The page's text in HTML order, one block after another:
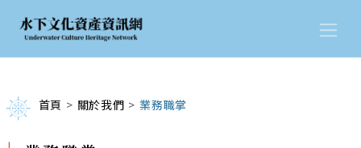
首頁 關於我們 業務職掌